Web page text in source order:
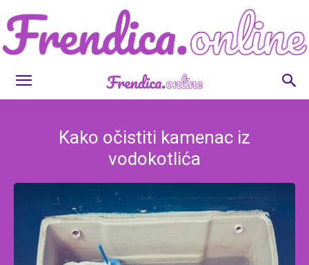
Frendica.online
Kako očistiti kamenac iz
vodokotlića